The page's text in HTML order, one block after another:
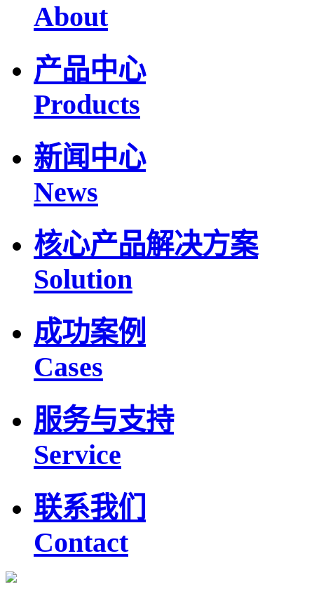
About
产品中心
Products
新闻中心
News
核心产品解决方案
Solution
成功案例
Cases
服务与支持
Service
联系我们
Contact